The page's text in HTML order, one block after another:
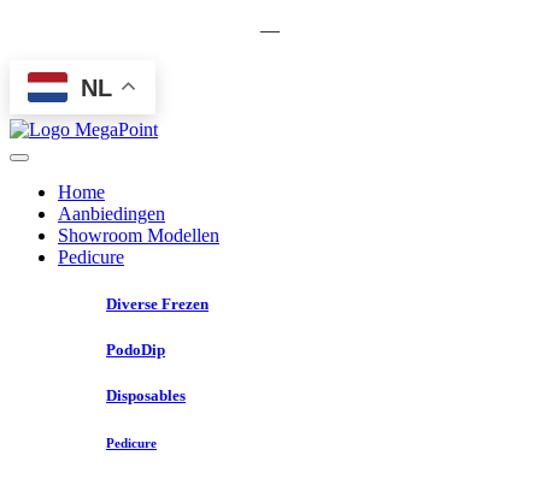
—
NL
Home
Aanbiedingen
Showroom Modellen
Pedicure
Diverse Frezen
PodoDip
Disposables
Pedicure